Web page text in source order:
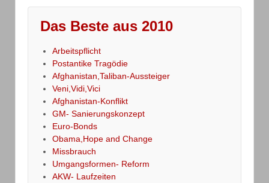
Das Beste aus 2010
Arbeitspflicht
Postantike Tragödie
Afghanistan,Taliban-Aussteiger
Veni,Vidi,Vici
Afghanistan-Konflikt
GM- Sanierungskonzept
Euro-Bonds
Obama,Hope and Change
Missbrauch
Umgangsformen- Reform
AKW- Laufzeiten